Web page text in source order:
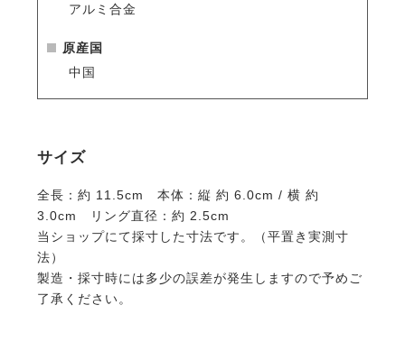
アルミ合金
原産国
中国
サイズ
全長：約 11.5cm 本体：縦 約 6.0cm / 横 約
3.0cm リング直径：約 2.5cm
当ショップにて採寸した寸法です。（平置き実測寸
法）
製造・採寸時には多少の誤差が発生しますので予めご
了承ください。